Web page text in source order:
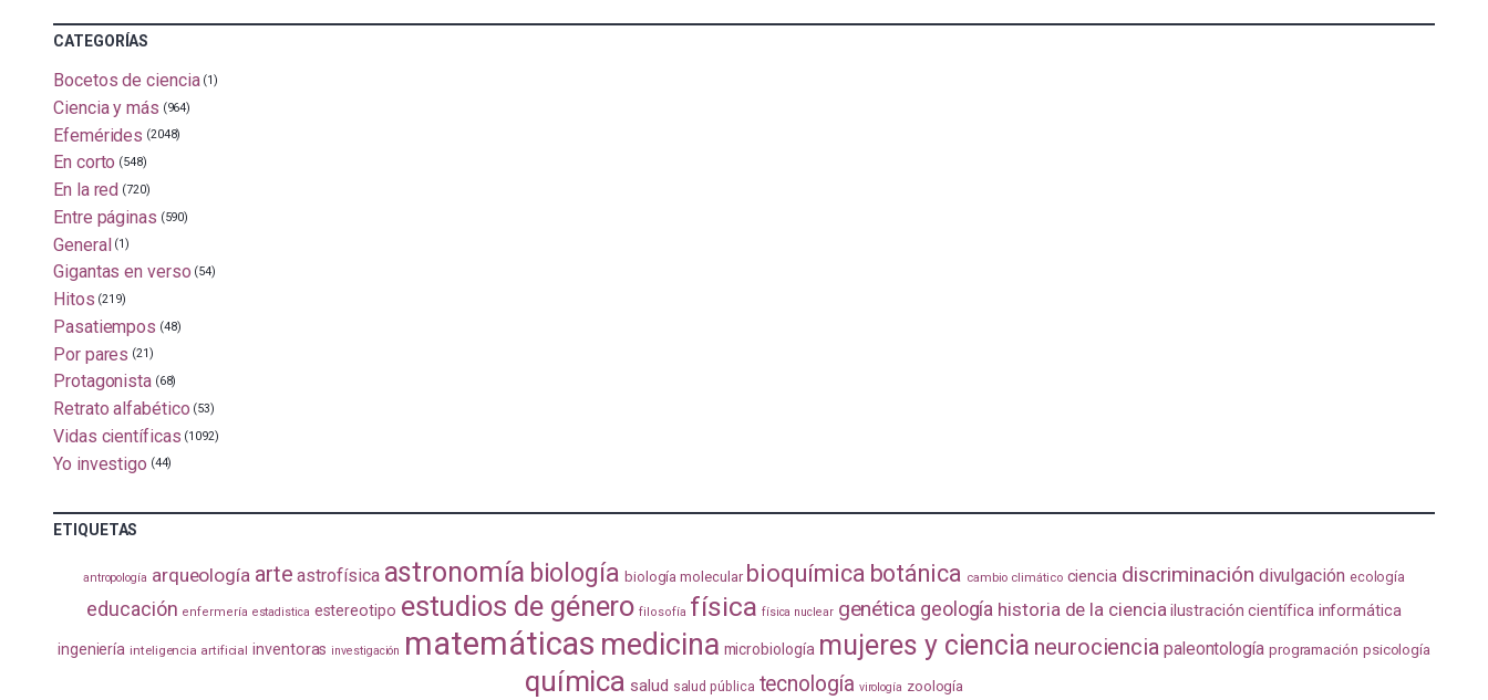
CATEGORÍAS
Bocetos de ciencia (1)
Ciencia y más (964)
Efemérides (2048)
En corto (548)
En la red (720)
Entre páginas (590)
General (1)
Gigantas en verso (54)
Hitos (219)
Pasatiempos (48)
Por pares (21)
Protagonista (68)
Retrato alfabético (53)
Vidas científicas (1092)
Yo investigo (44)
ETIQUETAS
antropología arqueología arte astrofísica astronomía biología biología molecular bioquímica botánica cambio climático ciencia discriminación divulgación ecología
educación enfermería estadistica estereotipo estudios de género filosofía física física nuclear genética geología historia de la ciencia ilustración científica informática
ingeniería inteligencia artificial inventoras investigación matemáticas medicina microbiología mujeres y ciencia neurociencia paleontología programación psicología
química salud salud pública tecnología virología zoología